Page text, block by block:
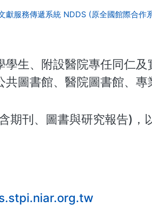
獻服務傳遞系統 NDDS (原全國館際合作
生、附設醫院專任同仁及
共圖書館、醫院圖書館、
期刊、圖書與研究報告)，